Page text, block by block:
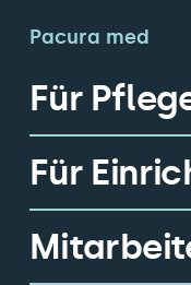
Pacura med
Für
Für